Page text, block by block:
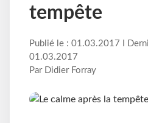
tempête
Publié le : 01.03.2017 I
01.03.2017
Par Didier Forray